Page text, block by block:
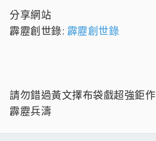
分享網站
霹靂創世錄: 霹靂創世錄
請勿錯過黃文擇布袋戲超強鉅作
霹靂兵濤